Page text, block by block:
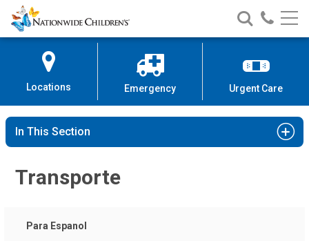
Skip
to
Content
Nationwide
Children’s
Search
Nationwide
Children’s
Call
Locations Emergency Urgent Care
In This Section
Transporte
Para Espanol